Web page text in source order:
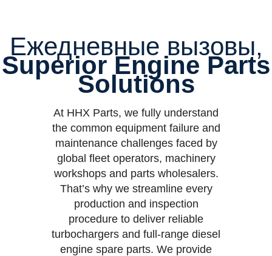
Ежедневные вызовы,
Superior Engine Parts
Solutions
At HHX Parts, we fully understand
the common equipment failure and
maintenance challenges faced by
global fleet operators, machinery
workshops and parts wholesalers.
That’s why we streamline every
production and inspection
procedure to deliver reliable
turbochargers and full-range diesel
engine spare parts. We provide